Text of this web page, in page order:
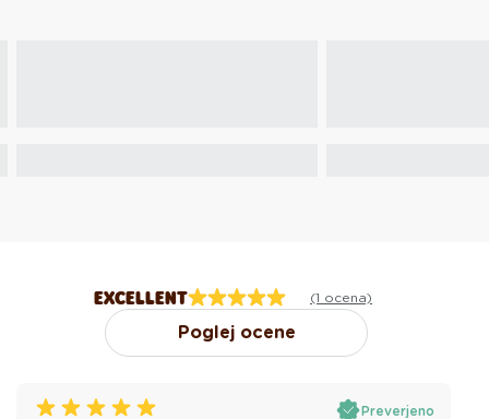
EXCELLENT (1 ocena)
Poglej ocene
Preverjeno